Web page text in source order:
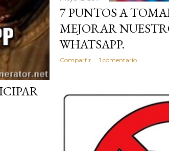
7 PUNTOS A
MEJORAR
WHATSAPP.
Compartir 1 comentario